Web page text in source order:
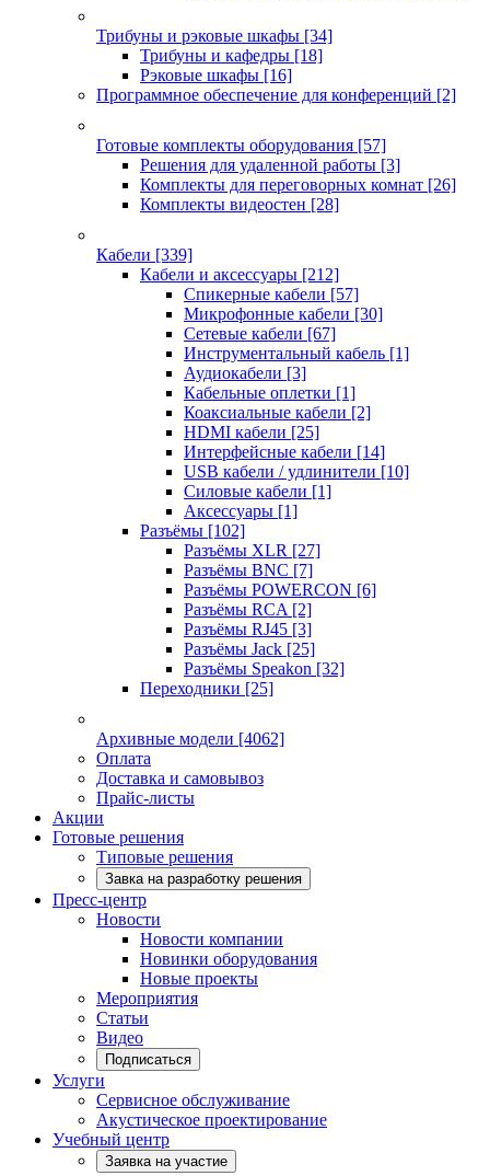
Трибуны и рэковые шкафы [34]
Трибуны и кафедры [18]
Рэковые шкафы [16]
Программное обеспечение для конференций [2]
Готовые комплекты оборудования [57]
Решения для удаленной работы [3]
Комплекты для переговорных комнат [26]
Комплекты видеостен [28]
Кабели [339]
Кабели и аксессуары [212]
Спикерные кабели [57]
Микрофонные кабели [30]
Сетевые кабели [67]
Инструментальный кабель [1]
Аудиокабели [3]
Кабельные оплетки [1]
Коаксиальные кабели [2]
HDMI кабели [25]
Интерфейсные кабели [14]
USB кабели / удлинители [10]
Силовые кабели [1]
Аксессуары [1]
Разъёмы [102]
Разъёмы XLR [27]
Разъёмы BNC [7]
Разъёмы POWERCON [6]
Разъёмы RCA [2]
Разъёмы RJ45 [3]
Разъёмы Jack [25]
Разъёмы Speakon [32]
Переходники [25]
Архивные модели [4062]
Оплата
Доставка и самовывоз
Прайс-листы
Акции
Готовые решения
Типовые решения
Завка на разработку решения
Пресс-центр
Новости
Новости компании
Новинки оборудования
Новые проекты
Мероприятия
Статьи
Видео
Подписаться
Услуги
Сервисное обслуживание
Акустическое проектирование
Учебный центр
Заявка на участие